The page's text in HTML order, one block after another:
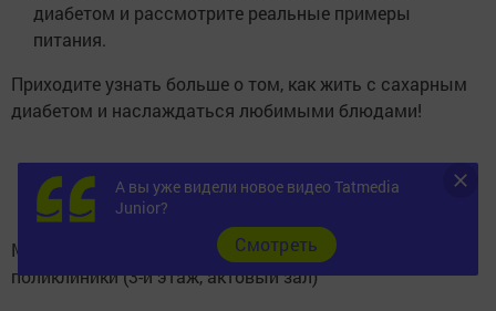
диабетом и рассмотрите реальные примеры
питания.
Приходите узнать больше о том, как жить с сахарным
диабетом и наслаждаться любимыми блюдами!
Мероприятие пойдет в здании Верхнеуслонской
поликлиники (3-й этаж, актовый зал)
А вы уже видели новое видео Tatmedia
Junior?
Cмотреть